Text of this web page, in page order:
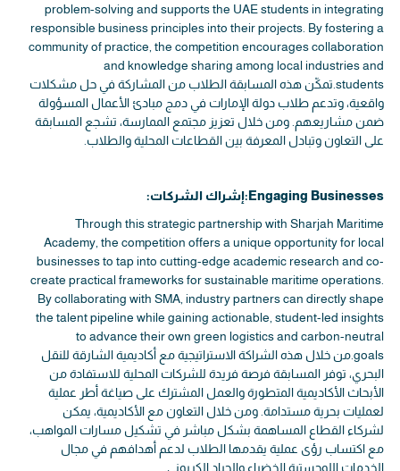
problem-solving and supports the UAE students in integrating
responsible business principles into their projects. By fostering a
community of practice, the competition encourages collaboration
and knowledge sharing among local industries and
students.تمكّن هذه المسابقة الطلاب من المشاركة في حل مشكلات
واقعية، وتدعم طلاب دولة الإمارات في دمج مبادئ الأعمال المسؤولة
ضمن مشاريعهم. ومن خلال تعزيز مجتمع الممارسة، تشجع المسابقة
على التعاون وتبادل المعرفة بين القطاعات المحلية والطلاب.
Engaging Businesses:إشراك الشركات:
Through this strategic partnership with Sharjah Maritime
Academy, the competition offers a unique opportunity for local
businesses to tap into cutting-edge academic research and co-
create practical frameworks for sustainable maritime operations.
By collaborating with SMA, industry partners can directly shape
the talent pipeline while gaining actionable, student-led insights
to advance their own green logistics and carbon-neutral
goals.من خلال هذه الشراكة الاستراتيجية مع أكاديمية الشارقة للنقل
البحري، توفر المسابقة فرصة فريدة للشركات المحلية للاستفادة من
الأبحاث الأكاديمية المتطورة والعمل المشترك على صياغة أطر عملية
لعمليات بحرية مستدامة. ومن خلال التعاون مع الأكاديمية، يمكن
لشركاء القطاع المساهمة بشكل مباشر في تشكيل مسارات المواهب،
مع اكتساب رؤى عملية يقدمها الطلاب لدعم أهدافهم في مجال
الخدمات اللوجستية الخضراء والحياد الكربوني.